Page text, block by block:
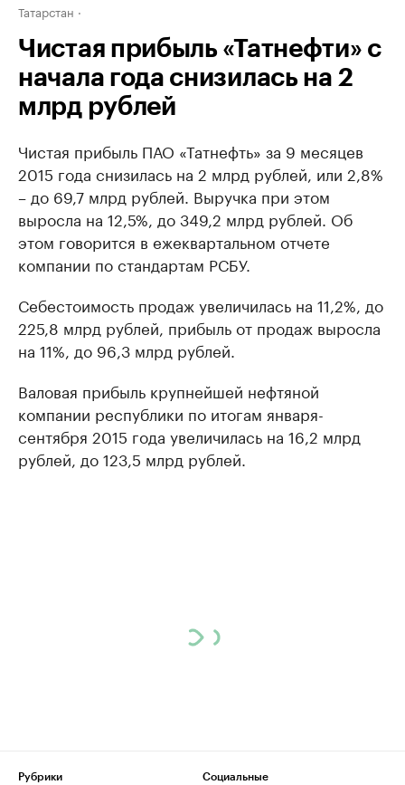
Татарстан
Чистая прибыль «Татнефти» с
начала года снизилась на 2
млрд рублей
Чистая прибыль ПАО «Татнефть» за 9 месяцев
2015 года снизилась на 2 млрд рублей, или 2,8%
– до 69,7 млрд рублей. Выручка при этом
выросла на 12,5%, до 349,2 млрд рублей. Об
этом говорится в ежеквартальном отчете
компании по стандартам РСБУ.
Себестоимость продаж увеличилась на 11,2%, до
225,8 млрд рублей, прибыль от продаж выросла
на 11%, до 96,3 млрд рублей.
Валовая прибыль крупнейшей нефтяной
компании республики по итогам января-
сентября 2015 года увеличилась на 16,2 млрд
рублей, до 123,5 млрд рублей.
Рубрики
Социальные